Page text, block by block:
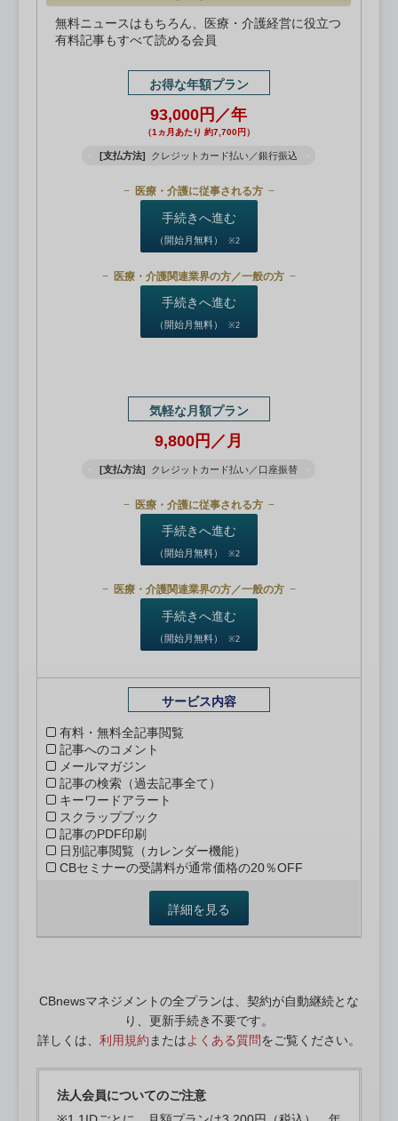
無料ニュースはもちろん、医療・介護経営に役立つ
有料記事もすべて読める会員
お得な年額プラン
93,000円／年
（1ヵ月あたり 約7,700円）
[支払方法] クレジットカード払い／銀行振込
医療・介護に従事される方
手続きへ進む
（開始月無料） ※2
医療・介護関連業界の方／一般の方
手続きへ進む
（開始月無料） ※2
気軽な月額プラン
9,800円／月
[支払方法] クレジットカード払い／口座振替
医療・介護に従事される方
手続きへ進む
（開始月無料） ※2
医療・介護関連業界の方／一般の方
手続きへ進む
（開始月無料） ※2
サービス内容
有料・無料全記事閲覧
記事へのコメント
メールマガジン
記事の検索（過去記事全て）
キーワードアラート
スクラップブック
記事のPDF印刷
日別記事閲覧（カレンダー機能）
CBセミナーの受講料が通常価格の20％OFF
詳細を見る
CBnewsマネジメントの全プランは、契約が自動継続とな
り、更新手続き不要です。
詳しくは、 利用規約 またはよくある質問をご覧ください。
法人会員についてのご注意